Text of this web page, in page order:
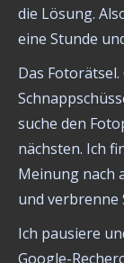
die Lösung.
eine Stunde
Das
suche den
nächsten. Ich
Meinung nach
und verbrenne
Ich pausiere
Google-